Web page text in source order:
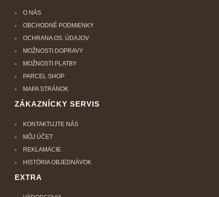
O NÁS
OBCHODNÉ PODMIENKY
OCHRANA OS. ÚDAJOV
MOŽNOSTI DOPRAVY
MOŽNOSTI PLATBY
PARCEL SHOP
MAPA STRÁNOK
ZÁKAZNÍCKY SERVIS
KONTAKTUJTE NÁS
MÔJ ÚČET
REKLAMÁCIE
HISTÓRIA OBJEDNÁVOK
EXTRA